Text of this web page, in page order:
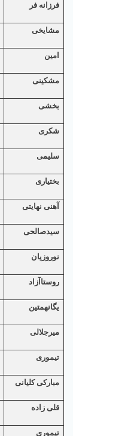
فرزانه فر
مشایخی
امین
مشکینی
بخشی
شکری
سلیمی
بختیاری
آهنی نهایتی
سیدصالحی
نوروزیان
روستاآزاد
يگانهمتين
میرجلالی
تیموری
مبارکی کلیانی
قلی زاده
تیموری